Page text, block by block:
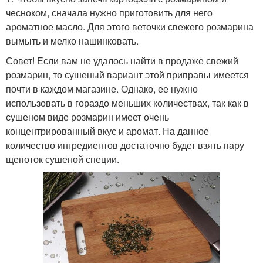
чесноком, сначала нужно приготовить для него
ароматное масло. Для этого веточки свежего розмарина
вымыть и мелко нашинковать.
Совет! Если вам не удалось найти в продаже свежий
розмарин, то сушеный вариант этой приправы имеется
почти в каждом магазине. Однако, ее нужно
использовать в гораздо меньших количествах, так как в
сушеном виде розмарин имеет очень
концентрированный вкус и аромат. На данное
количество ингредиентов достаточно будет взять пару
щепоток сушеной специи.